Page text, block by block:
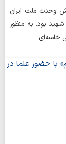
وحدت ملت ایران
شهید بود. به منظور
خامنه‌ای…